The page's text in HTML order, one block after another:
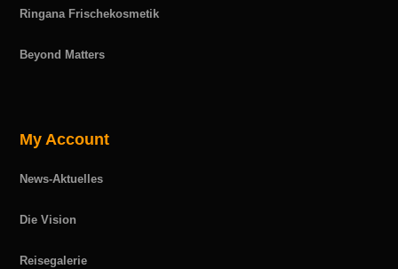
Ringana Frischekosmetik
Beyond Matters
My Account
News-Aktuelles
Die Vision
Reisegalerie